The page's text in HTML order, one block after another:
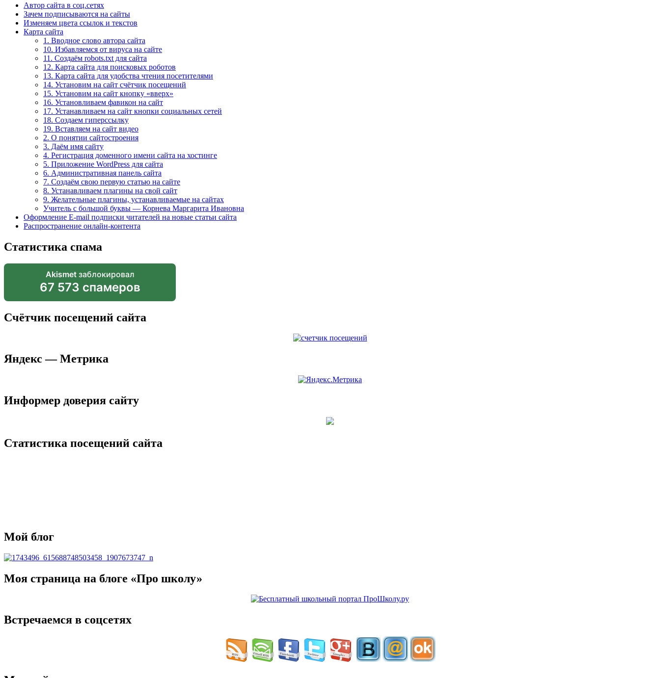
Автор сайта в соц.сетях
Зачем подписываются на сайты
Изменяем цвета ссылок и текстов
Карта сайта
1. Вводное слово автора сайта
10. Избавляемся от вируса на сайте
11. Создаём robots.txt для сайта
12. Карта сайта для поисковых роботов
13. Карта сайта для удобства чтения посетителями
14. Установим на сайт счётчик посещений
15. Установим на сайт кнопку «вверх»
16. Установливаем фавикон на сайт
17. Устанавливаем на сайт кнопки социальных сетей
18. Создаем гиперссылку
19. Вставляем на сайт видео
2. О понятии сайтостроения
3. Даём имя сайту
4. Регистрация доменного имени сайта на хостинге
5. Приложение WordPress для сайта
6. Административная панель сайта
7. Создаём свою первую статью на сайте
8. Устанавливаем плагины на свой сайт
9. Желательные плагины, устанавливаемые на сайтах
Учитель с большой буквы — Корнева Маргарита Ивановна
Оформление E-mail подписки читателей на новые статьи сайта
Распространение онлайн-контента
Статистика спама
Akismetзаблокировал
67 573 спамеров
Счётчик посещений сайта
Яндекс — Метрика
Информер доверия сайту
Статистика посещений сайта
Мой блог
Моя страница на блоге «Про школу»
Встречаемся в соцсетях